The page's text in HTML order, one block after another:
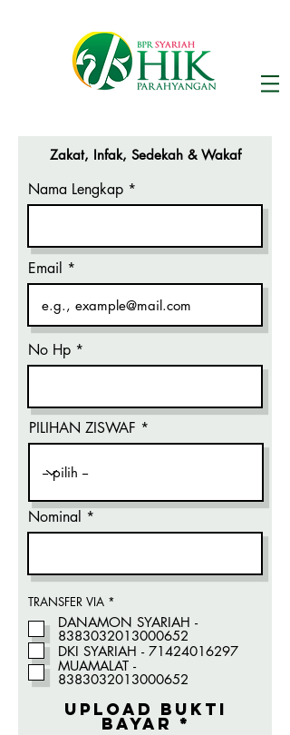
Zakat, Infak, Sedekah & Wakaf
Nama Lengkap
Email
No Hp
PILIHAN ZISWAF
Nominal
TRANSFER VIA *
q
u
i
r
e
d
DANAMON SYARIAH -
8383032013000652
DKI SYARIAH - 71424016297
MUAMALAT -
8383032013000652
Upload Bukti
bayar